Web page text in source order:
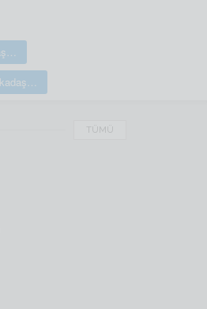
Adana arkadaş arıyorum
Adana arkadaşlık sitesi
TÜMÜ